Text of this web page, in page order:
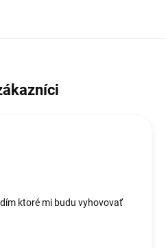
ktoré mi budu vyhovovať